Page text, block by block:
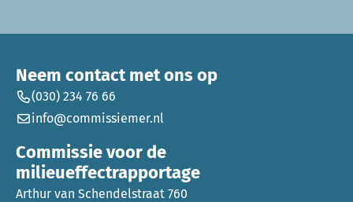
Neem contact met ons op
(030) 234 76 66
info@commissiemer.nl
Commissie voor de
milieueffectrapportage
Arthur van Schendelstraat 760